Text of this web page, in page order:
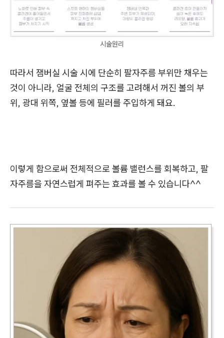
시술원리
따라서 잼버실 시술 시에 단순히 팔자주름 부위만 채우는
것이 아니라, 얼굴 전체의 구조를 고려해서 꺼진 볼의 부
위, 광대 위쪽, 옆볼 등에 필러를 주입하게 돼요.
이렇게 함으로써 전체적으로 볼륨 밸런스를 회복하고, 팔
자주름을 자연스럽게 펴주는 효과를 볼 수 있습니다^^